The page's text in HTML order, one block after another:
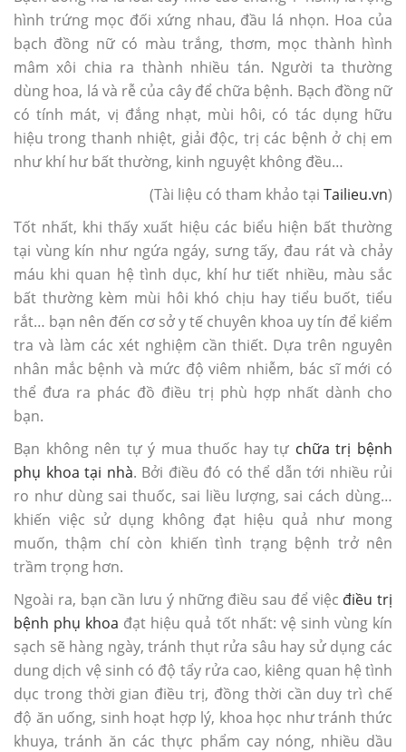
hình trứng mọc đối xứng nhau, đầu lá nhọn. Hoa của
bạch đồng nữ có màu trắng, thơm, mọc thành hình
mâm xôi chia ra thành nhiều tán. Người ta thường
dùng hoa, lá và rễ của cây để chữa bệnh. Bạch đồng nữ
có tính mát, vị đắng nhạt, mùi hôi, có tác dụng hữu
hiệu trong thanh nhiệt, giải độc, trị các bệnh ở chị em
như khí hư bất thường, kinh nguyệt không đều…
(Tài liệu có tham khảo tại Tailieu.vn)
Tốt nhất, khi thấy xuất hiệu các biểu hiện bất thường
tại vùng kín như ngứa ngáy, sưng tấy, đau rát và chảy
máu khi quan hệ tình dục, khí hư tiết nhiều, màu sắc
bất thường kèm mùi hôi khó chịu hay tiểu buốt, tiểu
rắt… bạn nên đến cơ sở y tế chuyên khoa uy tín để kiểm
tra và làm các xét nghiệm cần thiết. Dựa trên nguyên
nhân mắc bệnh và mức độ viêm nhiễm, bác sĩ mới có
thể đưa ra phác đồ điều trị phù hợp nhất dành cho
bạn.
Bạn không nên tự ý mua thuốc hay tự chữa trị bệnh
phụ khoa tại nhà. Bởi điều đó có thể dẫn tới nhiều rủi
ro như dùng sai thuốc, sai liều lượng, sai cách dùng…
khiến việc sử dụng không đạt hiệu quả như mong
muốn, thậm chí còn khiến tình trạng bệnh trở nên
trầm trọng hơn.
Ngoài ra, bạn cần lưu ý những điều sau để việc điều trị
bệnh phụ khoa đạt hiệu quả tốt nhất: vệ sinh vùng kín
sạch sẽ hàng ngày, tránh thụt rửa sâu hay sử dụng các
dung dịch vệ sinh có độ tẩy rửa cao, kiêng quan hệ tình
dục trong thời gian điều trị, đồng thời cần duy trì chế
độ ăn uống, sinh hoạt hợp lý, khoa học như tránh thức
khuya, tránh ăn các thực phẩm cay nóng, nhiều dầu